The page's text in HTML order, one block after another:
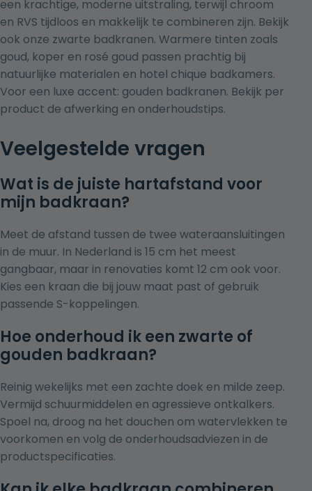
een krachtige, moderne uitstraling, terwijl chroom
en RVS tijdloos en makkelijk te combineren zijn. Bekijk
ook onze zwarte badkranen. Warmere tinten zoals
goud, koper en rosé goud passen prachtig bij
natuurlijke materialen en hotel chique badkamers.
Voor een luxe accent: gouden badkranen. Bekijk per
product de afwerking en onderhoudstips.
Veelgestelde vragen
Wat is de juiste hartafstand voor
mijn badkraan?
Meet de afstand tussen de twee wateraansluitingen
in de muur. In Nederland is 15 cm het meest
gangbaar, maar in renovaties komt 12 cm ook voor.
Kies een kraan die bij jouw maat past of gebruik
passende S-koppelingen.
Hoe onderhoud ik een zwarte of
gouden badkraan?
Reinig wekelijks met een zachte doek en milde zeep.
Vermijd schuurmiddelen en agressieve ontkalkers.
Spoel na, droog na het douchen om watervlekken te
voorkomen en volg de onderhoudsadviezen in de
productspecificaties.